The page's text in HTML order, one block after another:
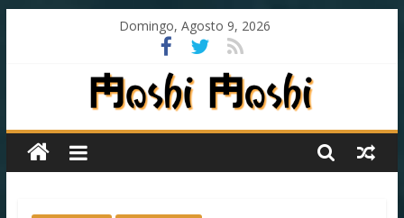
Domingo, Agosto 9, 2026
Moshi
Moshi